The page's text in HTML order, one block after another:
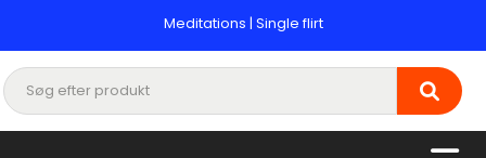
Meditations | Single flirt